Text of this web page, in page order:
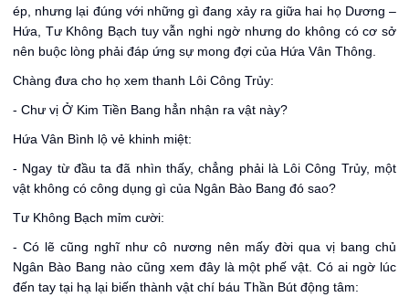
ép, nhưng lại đúng với những gì đang xảy ra giữa hai họ Dương –
Hứa, Tư Không Bạch tuy vẫn nghi ngờ nhưng do không có cơ sở
nên buộc lòng phải đáp ứng sự mong đợi của Hứa Vân Thông.
Chàng đưa cho họ xem thanh Lôi Công Trủy:
- Chư vị Ở Kim Tiền Bang hẳn nhận ra vật này?
Hứa Vân Bình lộ vẻ khinh miệt:
- Ngay từ đầu ta đã nhìn thấy, chẳng phải là Lôi Công Trủy, một
vật không có công dụng gì của Ngân Bào Bang đó sao?
Tư Không Bạch mỉm cười:
- Có lẽ cũng nghĩ như cô nương nên mấy đời qua vị bang chủ
Ngân Bào Bang nào cũng xem đây là một phế vật. Có ai ngờ lúc
đến tay tại hạ lại biến thành vật chí báu Thần Bút động tâm: